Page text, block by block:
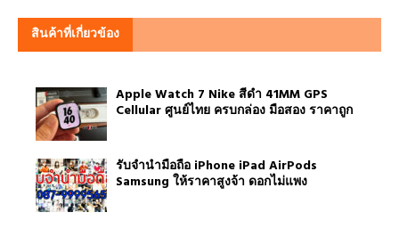
สินค้าที่เกี่ยวข้อง
Apple Watch 7 Nike สีดำ 41MM GPS
Cellular ศูนย์ไทย ครบกล่อง มือสอง ราคาถูก
รับจำนำมือถือ iPhone iPad AirPods
Samsung ให้ราคาสูงจ้า ดอกไม่แพง